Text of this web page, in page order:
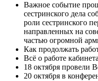
Важное событие
сестринского дела
роли сестринского
направленных на
частью огромной
Как продолжать
Всё о работе
18 октября провели
20 октября в